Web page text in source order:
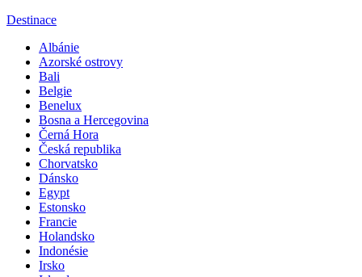
Destinace
Albánie
Azorské ostrovy
Bali
Belgie
Benelux
Bosna a Hercegovina
Černá Hora
Česká republika
Chorvatsko
Dánsko
Egypt
Estonsko
Francie
Holandsko
Indonésie
Irsko